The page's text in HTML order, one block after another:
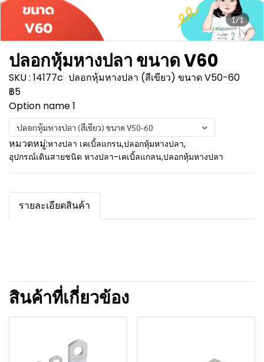
1/1
ปลอกหุ้มหางปลา ขนาด V60
SKU : 14177c ปลอกหุ้มหางปลา (สีเขียว) ขนาด V50-60
฿5
Option name 1
ปลอกหุ้มหางปลา (สีเขียว) ขนาด V50-60
หมวดหมู่:หางปลา เคเบิ้ลแกรน,ปลอกหุ้มหางปลา,
อุปกรณ์เดินสายชนิด หางปลา-เคเบิ้ลแกลน,ปลอกหุ้มหางปลา
รายละเอียดสินค้า
สินค้าที่เกี่ยวข้อง